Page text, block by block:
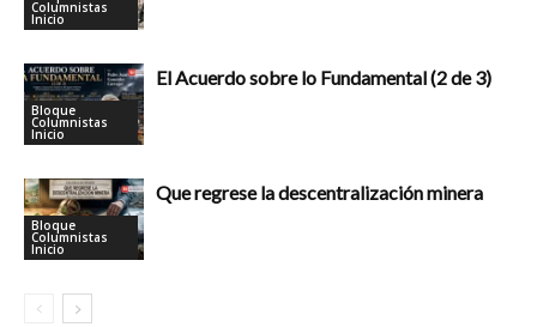
Columnistas
Inicio
Bloque
Columnistas
Inicio
El Acuerdo sobre lo Fundamental (2 de 3)
Bloque
Columnistas
Inicio
Que regrese la descentralización minera